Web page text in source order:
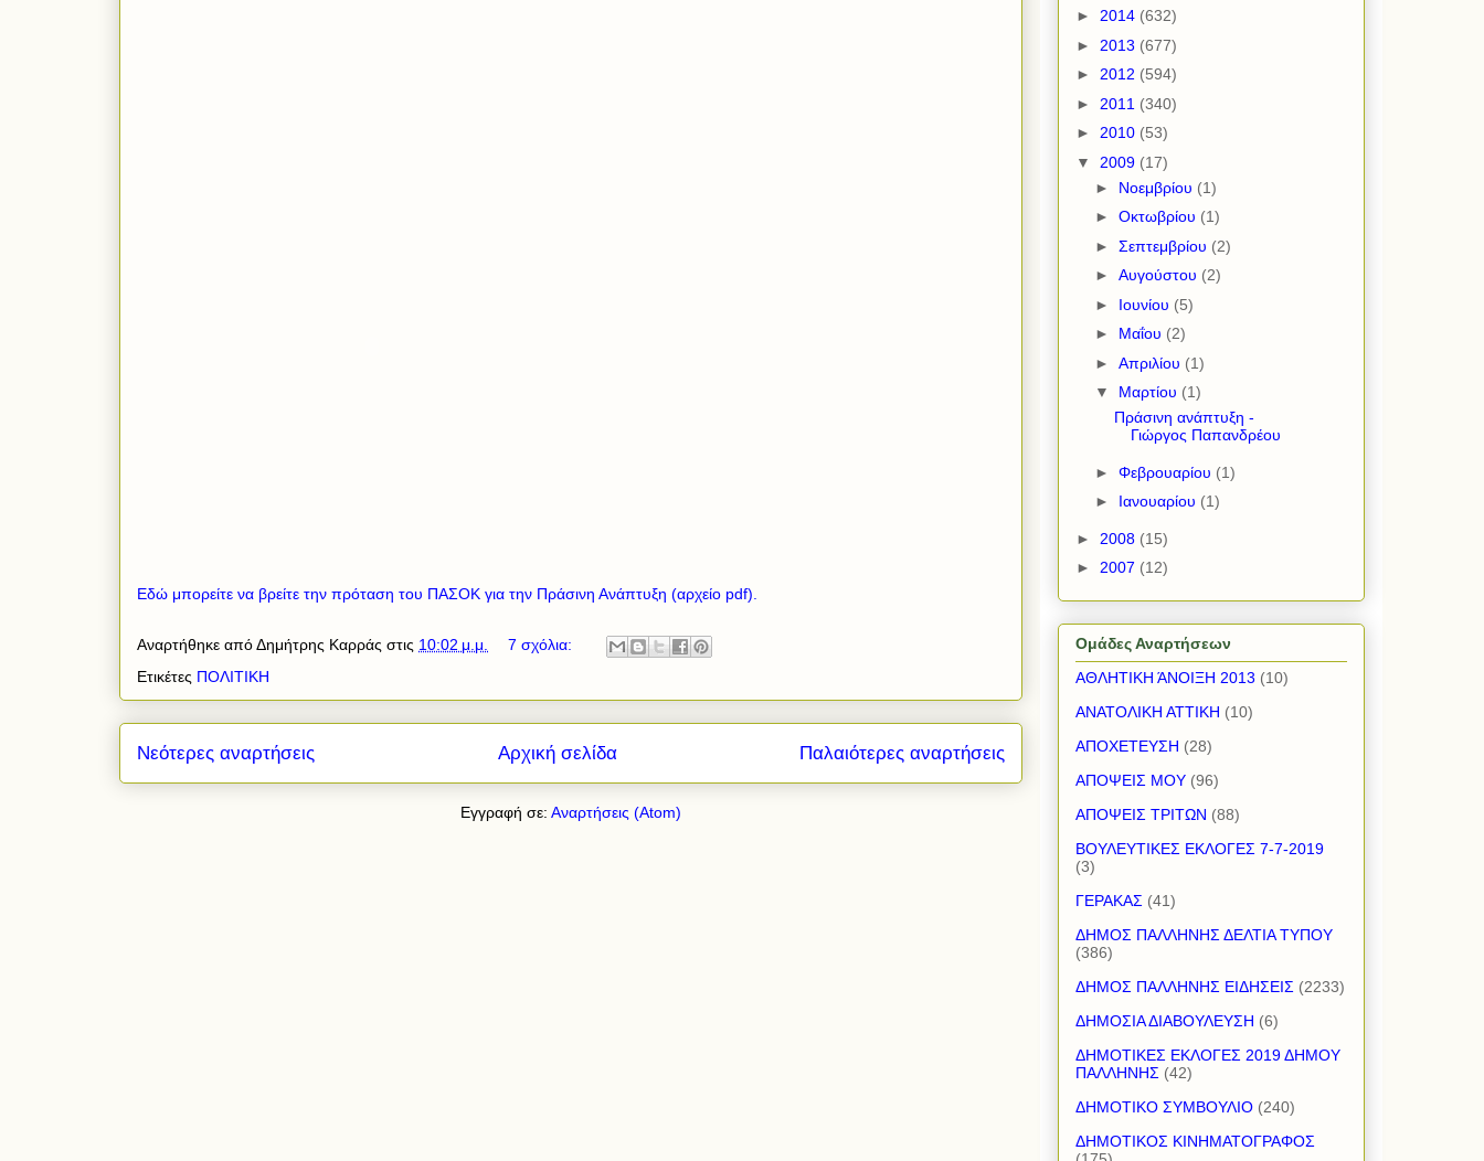
Εδώ μπορείτε να βρείτε την πρόταση του ΠΑΣΟΚ για την Πράσινη Ανάπτυξη (αρχείο pdf).
Αναρτήθηκε απόΔημήτρης Καρράς στις 10:02 μ.μ.
7 σχόλια:
Ετικέτες ΠΟΛΙΤΙΚΗ
Νεότερες αναρτήσεις Παλαιότερες αναρτήσεις
Αρχική σελίδα
Εγγραφή σε: Αναρτήσεις (Atom)
► 2014 (632)
► 2013 (677)
► 2012 (594)
► 2011 (340)
► 2010 (53)
▼ 2009 (17)
► Νοεμβρίου (1)
► Οκτωβρίου (1)
► Σεπτεμβρίου (2)
► Αυγούστου (2)
► Ιουνίου (5)
► Μαΐου (2)
► Απριλίου (1)
▼ Μαρτίου (1)
Πράσινη ανάπτυξη -
Γιώργος Παπανδρέου
► Φεβρουαρίου (1)
► Ιανουαρίου (1)
► 2008 (15)
► 2007 (12)
Ομάδες Αναρτήσεων
ΑΘΛΗΤΙΚΗ ΆΝΟΙΞΗ 2013 (10)
ΑΝΑΤΟΛΙΚΗ ΑΤΤΙΚΗ (10)
ΑΠΟΧΕΤΕΥΣΗ (28)
ΑΠΟΨΕΙΣ ΜΟΥ (96)
ΑΠΟΨΕΙΣ ΤΡΙΤΩΝ (88)
ΒΟΥΛΕΥΤΙΚΕΣ ΕΚΛΟΓΕΣ 7-7-2019
(3)
ΓΕΡΑΚΑΣ (41)
ΔΗΜΟΣ ΠΑΛΛΗΝΗΣ ΔΕΛΤΙΑ ΤΥΠΟΥ
(386)
ΔΗΜΟΣ ΠΑΛΛΗΝΗΣ ΕΙΔΗΣΕΙΣ (2233)
ΔΗΜΟΣΙΑ ΔΙΑΒΟΥΛΕΥΣΗ (6)
ΔΗΜΟΤΙΚΕΣ ΕΚΛΟΓΕΣ 2019 ΔΗΜΟΥ
ΠΑΛΛΗΝΗΣ (42)
ΔΗΜΟΤΙΚΟ ΣΥΜΒΟΥΛΙΟ (240)
ΔΗΜΟΤΙΚΟΣ ΚΙΝΗΜΑΤΟΓΡΑΦΟΣ